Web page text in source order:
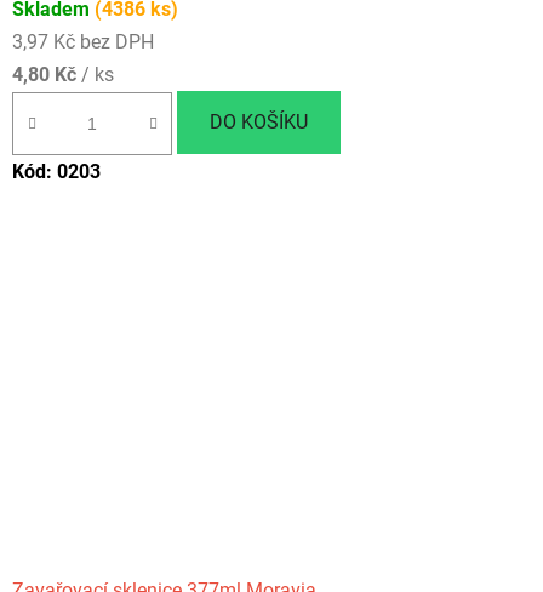
Skladem (4386 ks)
3,97 Kč bez DPH
4,80 Kč / ks
DO KOŠÍKU
Kód: 0203